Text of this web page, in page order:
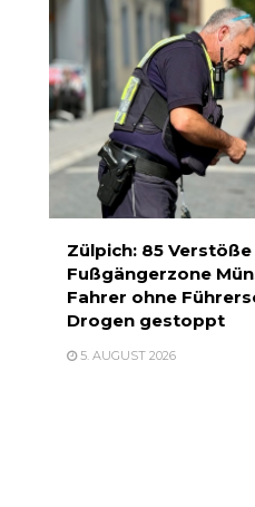
Zülpich: 85 Verstöße
Fußgängerzone
Fahrer ohne
Drogen gestoppt
5. AUGUST 2026